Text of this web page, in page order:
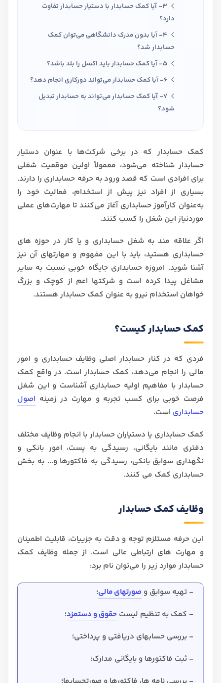
3- آیا کمک حسابدار با دستیار حسابدار تفاوت
دارد؟
4- آیا بدون مدرک دانشگاهی می‌توان کمک
حسابدار شد؟
5- آیا کمک حسابدار باید اکسل را بلد باشد؟
6- آیا کمک حسابدار می‌تواند دورکاری انجام دهد؟
7- آیا کمک حسابدار می‌تواند به حسابدار تبدیل
شود؟
9- آیا شرکت در دوره کارورزی برای استخدام کمک
حسابدار مفید است؟
کمک حسابدار که در برخی شرکت‌ها با عنوان دستیار
حسابدار شناخته می‌شود، معمولاً اولین موقعیت شغلی
برای افرادی است که قصد ورود به حرفه حسابداری را دارند.
بسیاری از افراد نیز پیش از استخدام، فعالیت خود را
به‌عنوان کارآموز حسابداری آغاز می‌کنند تا مهارت‌های عملی
موردنیاز این شغل را کسب کنند.
اگر علاقه مند به شغل حسابداری و یا کار در حوزه های
حسابداری هستید، باید با این مفهوم و مهارتهای آن نیز
آشنا شوید. امروزه حسابداری جایگاه خوبی نسبت به سایر
مشاغل پیدا کرده است و شرکتها اعم از کوچک و بزرگ
خواهان استخدام نیرو به عنوان کمک حسابدار هستند.
کمک حسابدار کیست؟
فردی که در کنار حسابدار اصلی وظایف حسابداری و امور
مالی را انجام می‌دهد، کمک حسابدار است. در واقع کمک
حسابدار با مفاهیم اولیه حسابداری آشناست و این شغل
فرصت خوبی برای کسب تجربه و مهارت در زمینه اصول
حسابداری است.
کمک حسابداری یا دستیاران حسابدار با انجام وظایف مختلف
دفتری مانند بایگانی، رسیدگی به پست، امور بانکی و
نگهداری سوابق بانکی، رسیدگی به فاکتورها و... به بخش
حسابداری کمک می کنند.
وظایف کمک حسابدار
این حرفه مستلزم توجه و دقت به جزییات، قابلیت اطمینان
و مهارت های ارتباطی عالی است. از جمله وظایف کمک
حسابدار موارد زیر را می‌توان نام برد:
- تهیه سوابق و صورتهای مالی؛
- کمک به تنظیم لیست حقوق و دستمزد؛
- بررسی حسابهای دریافتی و پرداختی؛
- ثبت فاکتورها و بایگانی مدارک؛